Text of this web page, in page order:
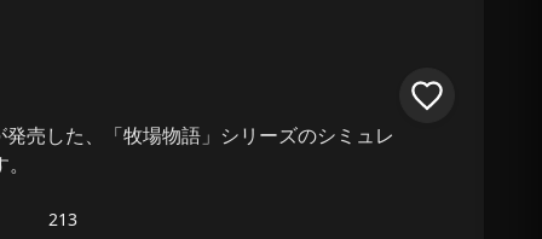
売した、「牧場物語」シリーズのシミュレ
213